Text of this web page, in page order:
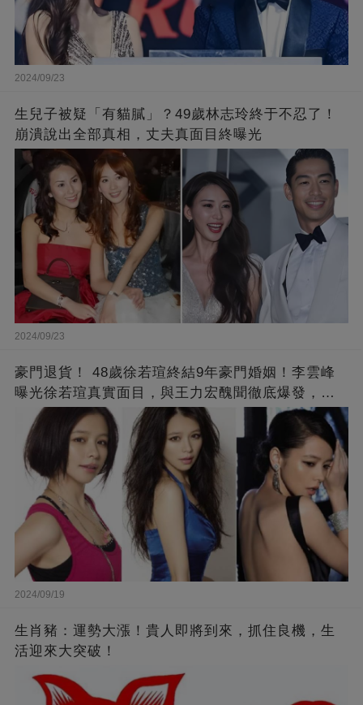
2024/09/23
生兒子被疑「有貓膩」？49歲林志玲終于不忍了！
崩潰說出全部真相，丈夫真面目終曝光
2024/09/23
豪門退貨！ 48歲徐若瑄終結9年豪門婚姻！李雲峰
曝光徐若瑄真實面目，與王力宏醜聞徹底爆發，原
來李靚蕾說的都是真的 ！
2024/09/19
生肖豬：運勢大漲！貴人即將到來，抓住良機，生
活迎來大突破！